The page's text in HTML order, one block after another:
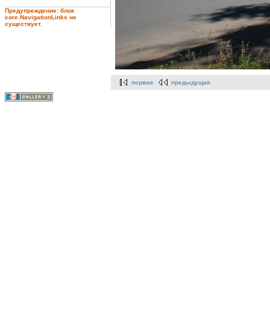
Предупреждение: блок
core.NavigationLinks не
существует.
первая предыдущая